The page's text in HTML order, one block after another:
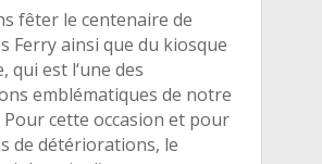
fêter le centenaire de
Ferry ainsi que du kiosque
qui est l‘une des
emblématiques de notre
Pour cette occasion et pour
de détériorations, le